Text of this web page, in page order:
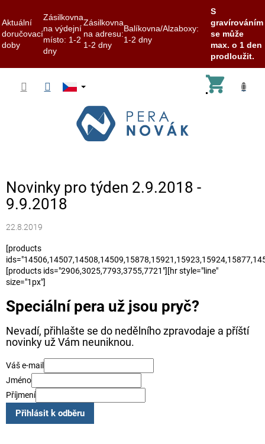
Aktuální
doručovací
doby
Zásilkovna
na výdejní
místo: 1-2
dny
Zásilkovna
na adresu:
1-2 dny
Balíkovna/Alzaboxy:
1-2 dny
S
gravírováním
se může
max. o 1 den
prodloužit.
Novinky pro týden 2.9.2018 -
9.9.2018
22.8.2019
[products
[products ids="2906,3025,7793,3755,7721"][hr style="line"
size="1px"]
Speciální pera už jsou pryč?
Nevadí, přihlašte se do nedělního zpravodaje a příští
novinky už Vám neuniknou.
Váš e-mail
Jméno
Příjmení
Přihlásit k odběru